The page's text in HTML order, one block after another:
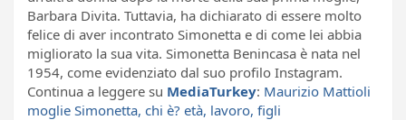
Barbara Divita. Tuttavia, ha dichiarato di essere molto
felice di aver incontrato Simonetta e di come lei abbia
migliorato la sua vita. Simonetta Benincasa è nata nel
1954, come evidenziato dal suo profilo Instagram.
Continua a leggere su MediaTurkey: Maurizio Mattioli
moglie Simonetta, chi è? età, lavoro, figli